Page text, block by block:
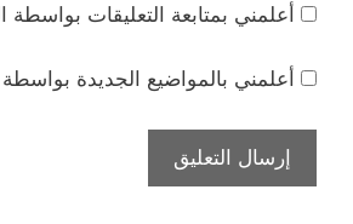
أعلمني بمتابعة التعليقات بواسطة
أعلمني بالمواضيع الجديدة بواسطة